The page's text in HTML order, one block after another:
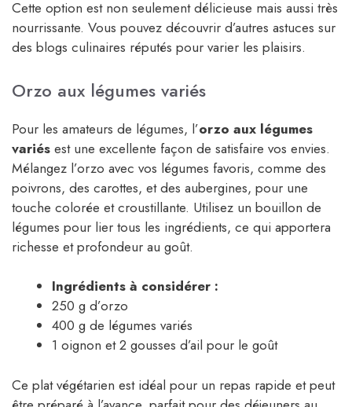
Cette option est non seulement délicieuse mais aussi très
nourrissante. Vous pouvez découvrir d’autres astuces sur
des blogs culinaires réputés pour varier les plaisirs.
Orzo aux légumes variés
Pour les amateurs de légumes, l’orzo aux légumes
variés est une excellente façon de satisfaire vos envies.
Mélangez l’orzo avec vos légumes favoris, comme des
poivrons, des carottes, et des aubergines, pour une
touche colorée et croustillante. Utilisez un bouillon de
légumes pour lier tous les ingrédients, ce qui apportera
richesse et profondeur au goût.
Ingrédients à considérer :
250 g d’orzo
400 g de légumes variés
1 oignon et 2 gousses d’ail pour le goût
Ce plat végétarien est idéal pour un repas rapide et peut